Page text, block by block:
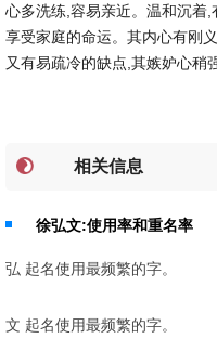
心多洗练,容易亲近。温和沉着
享受家庭的命运。其内心有刚
又有易疏冷的缺点,其嫉妒心稍
相关信息
徐弘文:使用率和重名率
弘 起名使用最频繁的字。
文 起名使用最频繁的字。